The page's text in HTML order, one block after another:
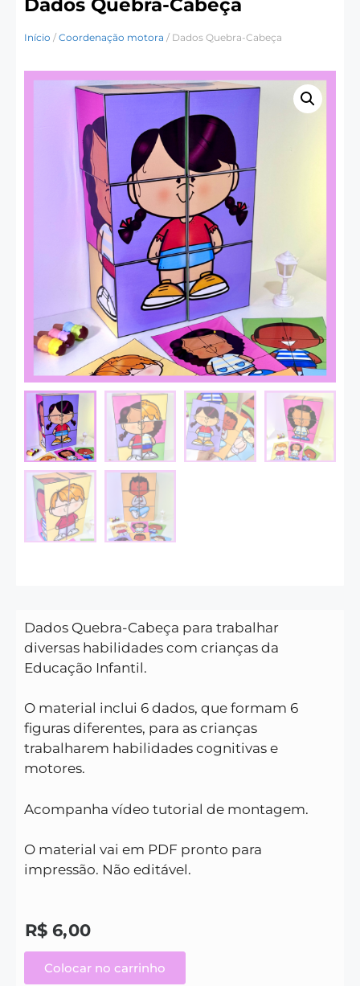
Início / Coordenação motora / Dados Quebra-Cabeça
Dados Quebra-Cabeça para trabalhar
diversas habilidades com crianças da
Educação Infantil.
O material inclui 6 dados, que formam 6
figuras diferentes, para as crianças
trabalharem habilidades cognitivas e
motores.
Acompanha vídeo tutorial de montagem.
O material vai em PDF pronto para
impressão. Não editável.
R$ 6,00
Colocar no carrinho